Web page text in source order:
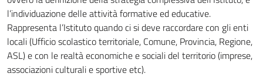
l’individuazione delle attività formative ed educative.
Rappresenta l’Istituto quando ci si deve raccordare con gli enti
locali (Ufficio scolastico territoriale, Comune, Provincia, Regione,
ASL) e con le realtà economiche e sociali del territorio (imprese,
associazioni culturali e sportive etc).